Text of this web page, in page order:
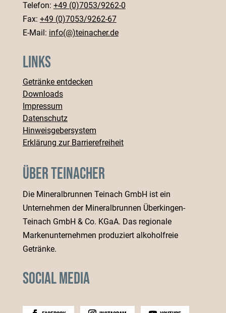
Telefon: +49 (0)7053/9262-0
Fax: +49 (0)7053/9262-67
E-Mail: info(@)teinacher.de
Links
Getränke entdecken
Downloads
Impressum
Datenschutz
Hinweisgebersystem
Erklärung zur Barrierefreiheit
Über Teinacher
Die Mineralbrunnen Teinach GmbH ist ein
Unternehmen der Mineralbrunnen Überkingen-
Teinach GmbH & Co. KGaA. Das regionale
Markenunternehmen produziert alkoholfreie
Getränke.
Social Media